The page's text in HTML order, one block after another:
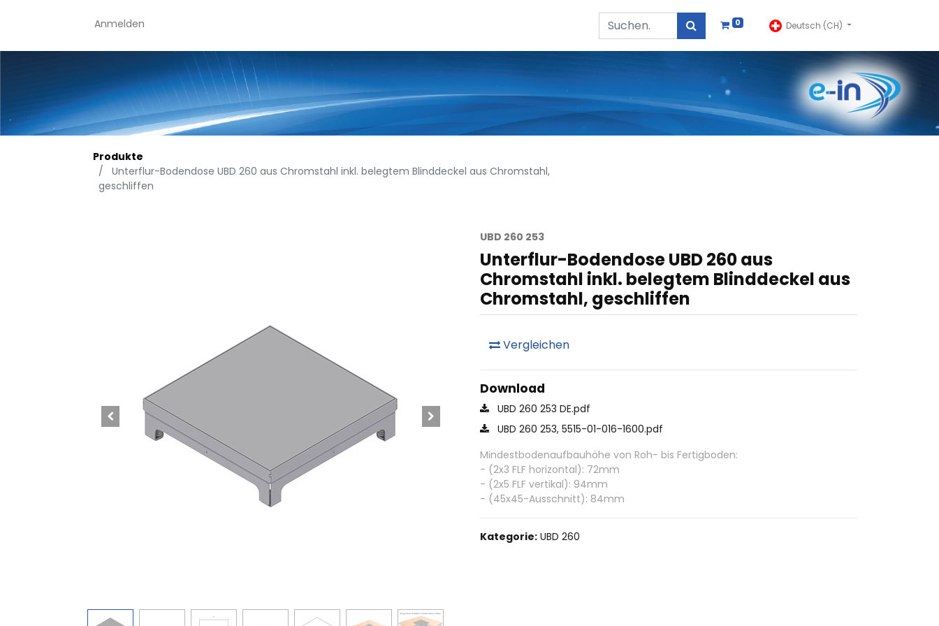
Anmelden 0 Deutsch (CH)
Produkte
Unterflur-Bodendose UBD 260 aus Chromstahl inkl. belegtem Blinddeckel aus Chromstahl,
geschliffen
UBD 260 253
Unterflur-Bodendose UBD 260 aus
Chromstahl inkl. belegtem Blinddeckel aus
Chromstahl, geschliffen
Vergleichen
Download
UBD 260 253 DE.pdf
UBD 260 253, 5515-01-016-1600.pdf
Mindestbodenaufbauhöhe von Roh- bis Fertigboden:
- (2x3 FLF horizontal): 72mm
- (2x5 FLF vertikal): 94mm
- (45x45-Ausschnitt): 84mm
Kategorie: UBD 260